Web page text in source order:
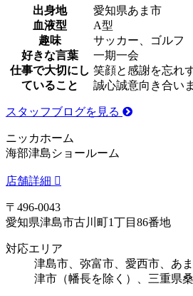
出身地
愛知県あま市
血液型
A型
趣味
サッカー、ゴルフ
好きな言葉
一期一会
仕事で大切にし
ていること
笑顔と感謝を忘れ
誠心誠意向き合い
スタッフブログを見る
ニッカホーム
海部津島ショールーム
店舗詳細
〒496-0043
愛知県津島市古川町1丁目86番地
対応エリア
津島市、弥富市、愛西市、あ
津市（幡長を除く）、三重県